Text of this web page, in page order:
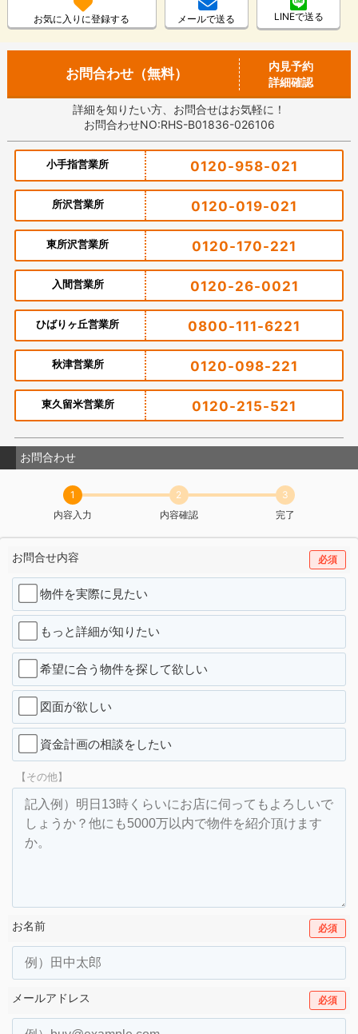
お気に入りに登録する メールで送る LINEで送る
お問合わせ（無料）
内見予約
詳細確認
詳細を知りたい方、お問合せはお気軽に！
お問合わせNO:RHS-B01836-026106
小手指営業所 0120-958-021
所沢営業所 0120-019-021
東所沢営業所 0120-170-221
入間営業所 0120-26-0021
ひばりヶ丘営業所 0800-111-6221
秋津営業所 0120-098-221
東久留米営業所 0120-215-521
お問合わせ
1
内容入力
2
内容確認
3
完了
お問合せ内容 必須
物件を実際に見たい
もっと詳細が知りたい
希望に合う物件を探して欲しい
図面が欲しい
資金計画の相談をしたい
【その他】
お名前 必須
メールアドレス 必須